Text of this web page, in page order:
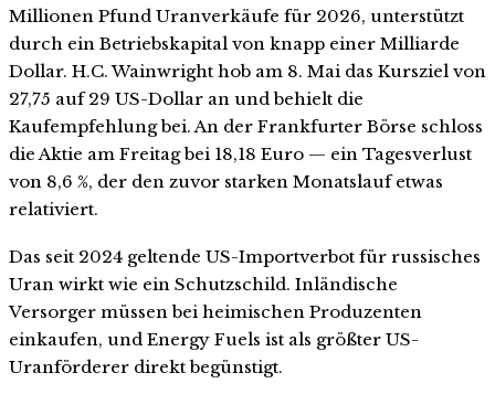
Millionen Pfund Uranverkäufe für 2026, unterstützt
durch ein Betriebskapital von knapp einer Milliarde
Dollar. H.C. Wainwright hob am 8. Mai das Kursziel von
27,75 auf 29 US-Dollar an und behielt die
Kaufempfehlung bei. An der Frankfurter Börse schloss
die Aktie am Freitag bei 18,18 Euro — ein Tagesverlust
von 8,6 %, der den zuvor starken Monatslauf etwas
relativiert.
Das seit 2024 geltende US-Importverbot für russisches
Uran wirkt wie ein Schutzschild. Inländische
Versorger müssen bei heimischen Produzenten
einkaufen, und Energy Fuels ist als größter US-
Uranförderer direkt begünstigt.